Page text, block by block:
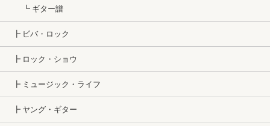
┗ ギター譜
┣ ビバ・ロック
┣ ロック・ショウ
┣ ミュージック・ライフ
┣ ヤング・ギター